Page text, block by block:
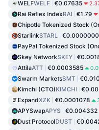
WELFWELF €0.07635
Rai Reflex IndexRAI €1.79
Chipotle Tokenized Stock
StarlinkSTARL
PayPal Tokenized Stock
Skey NetworkSKEY
AttilaATT €0.0003585
Swarm MarketsSMT
Kimchi (CTO)KIMCHI
ExpandXZK €0.0001078
APYSwapAPYS €0.004332
Dust ProtocolDUST